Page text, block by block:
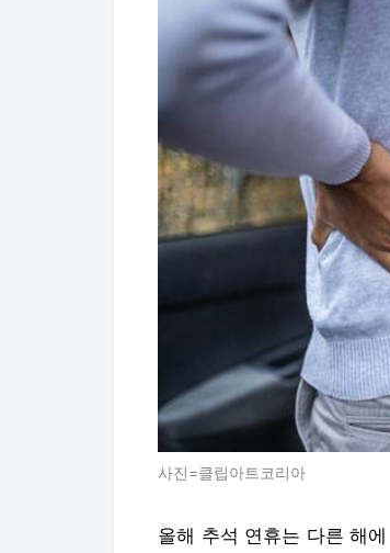
사진=클립아트코리아
올해 추석 연휴는 다른 해